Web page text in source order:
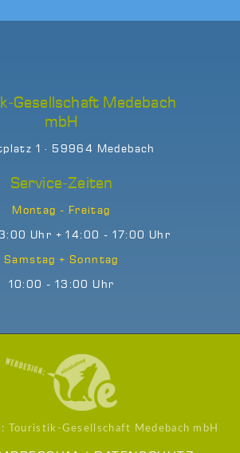
Gesellschaft Medebach
mbH
1 · 59964 Medebach
Service-Zeiten
Montag - Freitag
Uhr + 14:00 - 17:00 Uhr
Samstag + Sonntag
10:00 - 13:00 Uhr
Touristik-Gesellschaft Medebach mbH